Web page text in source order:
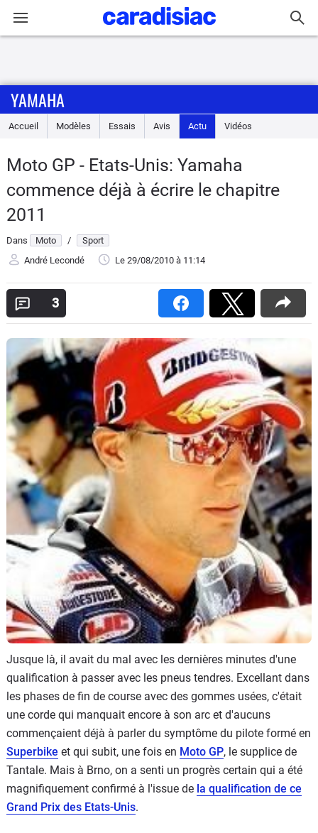
Accueil
Essais
Equipement
Avis
Forum
Scooters
&
125
Marques
Services
Auto
YAMAHA
Accueil Modèles Essais Avis Actu Vidéos
Moto GP - Etats-Unis: Yamaha
commence déjà à écrire le chapitre
2011
Dans Moto /
Sport
André Lecondé
Le 29/08/2010 à 11:14
3
Jusque là, il avait du mal avec les dernières minutes d'une
qualification à passer avec les pneus tendres. Excellant dans
les phases de fin de course avec des gommes usées, c'était
une corde qui manquait encore à son arc et d'aucuns
commençaient déjà à parler du symptôme du pilote formé en
Superbike et qui subit, une fois en Moto GP, le supplice de
Tantale. Mais à Brno, on a senti un progrès certain qui a été
magnifiquement confirmé à l'issue de la qualification de ce
Grand Prix des Etats-Unis.